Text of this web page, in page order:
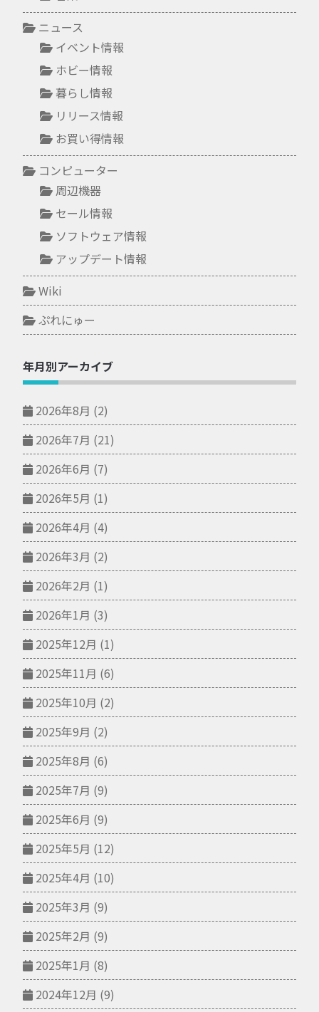
ニュース
イベント情報
ホビー情報
暮らし情報
リリース情報
お買い得情報
コンピューター
周辺機器
セール情報
ソフトウェア情報
アップデート情報
Wiki
ぷれにゅー
年月別アーカイブ
2026年8月 (2)
2026年7月 (21)
2026年6月 (7)
2026年5月 (1)
2026年4月 (4)
2026年3月 (2)
2026年2月 (1)
2026年1月 (3)
2025年12月 (1)
2025年11月 (6)
2025年10月 (2)
2025年9月 (2)
2025年8月 (6)
2025年7月 (9)
2025年6月 (9)
2025年5月 (12)
2025年4月 (10)
2025年3月 (9)
2025年2月 (9)
2025年1月 (8)
2024年12月 (9)